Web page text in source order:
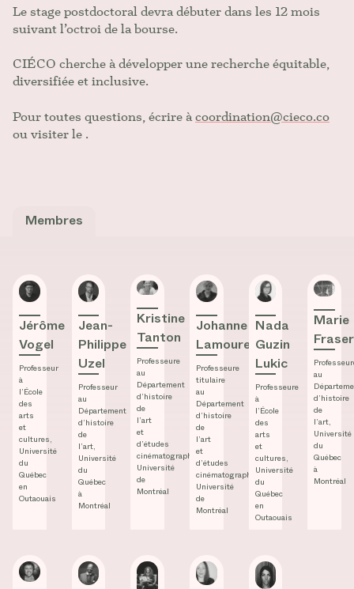
Le stage postdoctoral devra débuter dans les 12 mois
suivant l’octroi de la bourse.
CIÉCO cherche à développer une recherche équitable,
diversifiée et inclusive.
Pour toutes questions, écrire àcoordination@cieco.co
ou visiter le .
Membres
Jérôme Vogel
Jérôme
Vogel
Professeur
à
l’École
des
arts
et
cultures,
Université
du
Québec
en
Outaouais
Jean-Philippe Uzel
Jean-
Philippe
Uzel
Professeur
au
Département
d’histoire
de
l’art,
Université
du
Québec
à
Montréal
Kristine Tanton
Kristine
Tanton
Professeure
au
Département
d’histoire
de
l’art
et
d’études
cinématographiques,
Université
de
Montréal
Johanne Lamoureux
Johanne
Lamoureux
Professeure
titulaire
au
Département
d’histoire
de
l’art
et
d’études
cinématographiques,
Université
de
Montréal
Nada Guzin
Nada
Guzin
Lukic
Professeure
à
l’École
des
arts
et
cultures,
Université
du
Québec
en
Outaouais
Marie
Marie
Fraser
au
d’histoire
de
l’art,
Université
du
Québec
à
Montréal
Emmanuel Château-Dutier
Michael Eberle Sinatra
Anne BénichouMélanie BoucherSophie Bélair